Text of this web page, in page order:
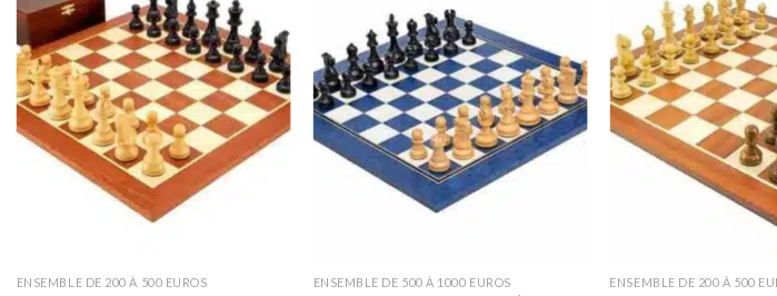
ENSEMBLE DE 200 À 500 EUROS ENSEMBLE DE 500 À 1000 EUROS ENSEMBLE DE 200 À 500